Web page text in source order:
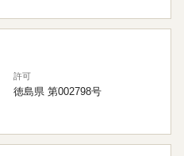
許可
徳島県 第002798号